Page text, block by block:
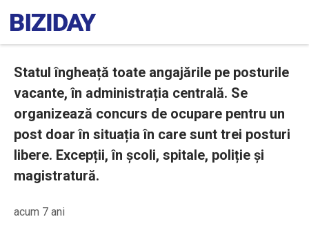
Statul îngheață toate angajările pe posturile
vacante, în administrația centrală. Se
organizează concurs de ocupare pentru un
post doar în situația în care sunt trei posturi
libere. Excepții, în școli, spitale, poliție și
magistratură.
acum 7 ani